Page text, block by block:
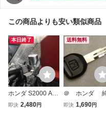
この商品よりも安い類似商品
本日終了
ホンダ S2000 AP
1 AP2 F20C F22C
即決 2,480円
送料無料
＠ ホンダ
部品 合鍵 ブ
即決 1,690円